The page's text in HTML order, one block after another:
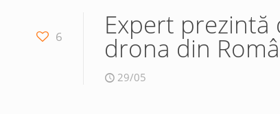
6 Expert
drona din
29/05